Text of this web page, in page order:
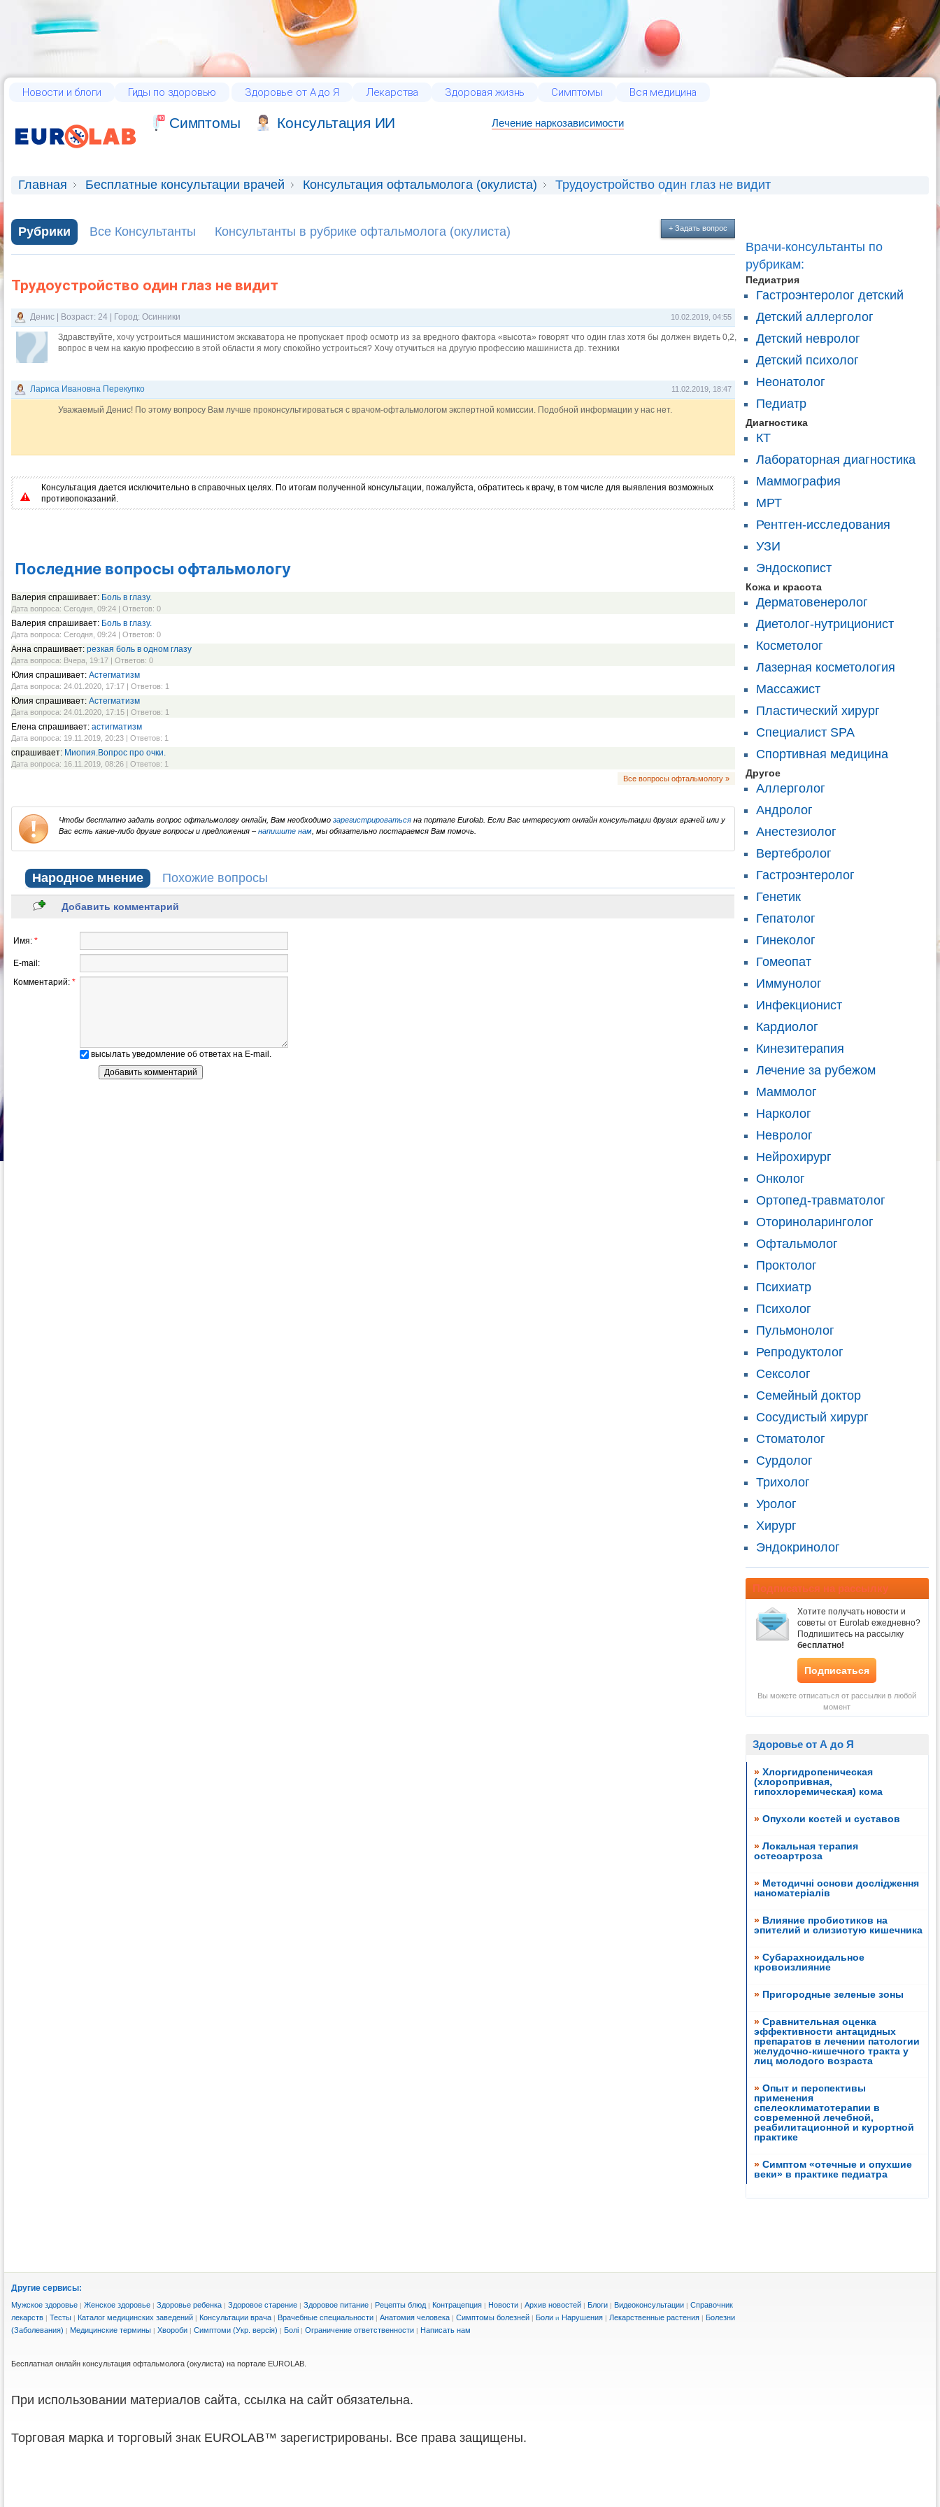
Новости и блоги Гиды по здоровью Здоровье от А до Я Лекарства Здоровая жизнь Симптомы Вся медицина
Cимптомы Консультация ИИ Лечение наркозависимости
Главная Бесплатные консультации врачей Консультация офтальмолога (окулиста) Трудоустройство один глаз не видит
Рубрики Все Консультанты Консультанты в рубрике офтальмолога (окулиста) + Задать вопрос
Трудоустройство один глаз не видит
10.02.2019, 04:55
Денис | Возраст: 24 | Город: Осинники
Здравствуйте, хочу устроиться машинистом экскаватора не пропускает проф осмотр из за вредного фактора «высота» говорят что один глаз хотя бы должен видеть 0,2,
вопрос в чем на какую профессию в этой области я могу спокойно устроиться? Хочу отучиться на другую профессию машиниста др. техники
11.02.2019, 18:47
Лариса Ивановна Перекупко
Уважаемый Денис! По этому вопросу Вам лучше проконсультироваться с врачом-офтальмологом экспертной комиссии. Подобной информации у нас нет.
Консультация дается исключительно в справочных целях. По итогам полученной консультации, пожалуйста, обратитесь к врачу, в том числе для выявления возможных
противопоказаний.
Последние вопросы офтальмологу
Валерия спрашивает: Боль в глазу.
Дата вопроса: Сегодня, 09:24 | Ответов: 0
Валерия спрашивает: Боль в глазу.
Дата вопроса: Сегодня, 09:24 | Ответов: 0
Анна спрашивает: резкая боль в одном глазу
Дата вопроса: Вчера, 19:17 | Ответов: 0
Юлия спрашивает: Астегматизм
Дата вопроса: 24.01.2020, 17:17 | Ответов: 1
Юлия спрашивает: Астегматизм
Дата вопроса: 24.01.2020, 17:15 | Ответов: 1
Елена спрашивает: астигматизм
Дата вопроса: 19.11.2019, 20:23 | Ответов: 1
спрашивает: Миопия.Вопрос про очки.
Дата вопроса: 16.11.2019, 08:26 | Ответов: 1
Все вопросы офтальмологу »
Чтобы бесплатно задать вопрос офтальмологу онлайн, Вам необходимо зарегистрироваться на портале Eurolab. Если Вас интересуют онлайн консультации других врачей или у
Вас есть какие-либо другие вопросы и предложения – напишите нам , мы обязательно постараемся Вам помочь.
Народное мнение Похожие вопросы
Добавить комментарий
Имя: *
E-mail:
Комментарий: *
высылать уведомление об ответах на E-mail.
Врачи-консультанты по
рубрикам:
Педиатрия
Гастроэнтеролог детский
Детский аллерголог
Детский невролог
Детский психолог
Неонатолог
Педиатр
Диагностика
КТ
Лабораторная диагностика
Маммография
МРТ
Рентген-исследования
УЗИ
Эндоскопист
Кожа и красота
Дерматовенеролог
Диетолог-нутриционист
Косметолог
Лазерная косметология
Массажист
Пластический хирург
Специалист SPA
Спортивная медицина
Другое
Аллерголог
Андролог
Анестезиолог
Вертебролог
Гастроэнтеролог
Генетик
Гепатолог
Гинеколог
Гомеопат
Иммунолог
Инфекционист
Кардиолог
Кинезитерапия
Лечение за рубежом
Маммолог
Нарколог
Невролог
Нейрохирург
Онколог
Ортопед-травматолог
Оториноларинголог
Офтальмолог
Проктолог
Психиатр
Психолог
Пульмонолог
Репродуктолог
Сексолог
Семейный доктор
Сосудистый хирург
Стоматолог
Сурдолог
Трихолог
Уролог
Хирург
Эндокринолог
Подписаться на рассылку
Хотите получать новости и
советы от Eurolab ежедневно?
Подпишитесь на рассылку
бесплатно!
Подписаться
Вы можете отписаться от рассылки в любой
момент
Здоровье от А до Я
» Хлоргидропеническая
(хлоропривная,
гипохлоремическая) кома
» Опухоли костей и суставов
» Локальная терапия
остеоартроза
» Методичні основи дослідження
наноматеріалів
» Влияние пробиотиков на
эпителий и слизистую кишечника
» Субарахноидальное
кровоизлияние
» Пригородные зеленые зоны
» Сравнительная оценка
эффективности антацидных
препаратов в лечении патологии
желудочно-кишечного тракта у
лиц молодого возраста
» Опыт и перспективы
применения
спелеоклиматотерапии в
современной лечебной,
реабилитационной и курортной
практике
» Симптом «отечные и опухшие
веки» в практике педиатра
Другие сервисы:
Мужское здоровье | Женское здоровье | Здоровье ребенка | Здоровое старение | Здоровое питание | Рецепты блюд | Контрацепция | Новости | Архив новостей | Блоги | Видеоконсультации | Справочник
лекарств | Тесты | Каталог медицинских заведений | Консультации врача | Врачебные специальности | Анатомия человека | Симптомы болезней | Боли и Нарушения | Лекарственные растения | Болезни
(Заболевания) | Медицинские термины | Хвороби | Симптоми (Укр. версія) | Болі | Ограничение ответственности | Написать нам
Бесплатная онлайн консультация офтальмолога (окулиста) на портале EUROLAB.
При использовании материалов сайта, ссылка на сайт обязательна.
Торговая марка и торговый знак EUROLAB™ зарегистрированы. Все права защищены.